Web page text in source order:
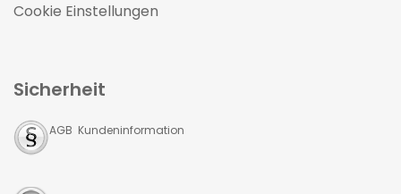
Cookie Einstellungen
Sicherheit
AGB Kundeninformation